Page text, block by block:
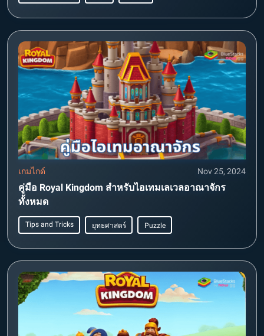
เกมไกด์ Nov 25, 2024
คู่มือ Royal Kingdom สำหรับไอเทมเลเวลอาณาจักร
ทั้งหมด
Tips and Tricks ยุทธศาสตร์ Puzzle